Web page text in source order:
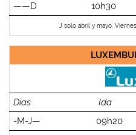
——D
10h30
J solo abril y mayo.
Días Ida
-M-J—
09h20